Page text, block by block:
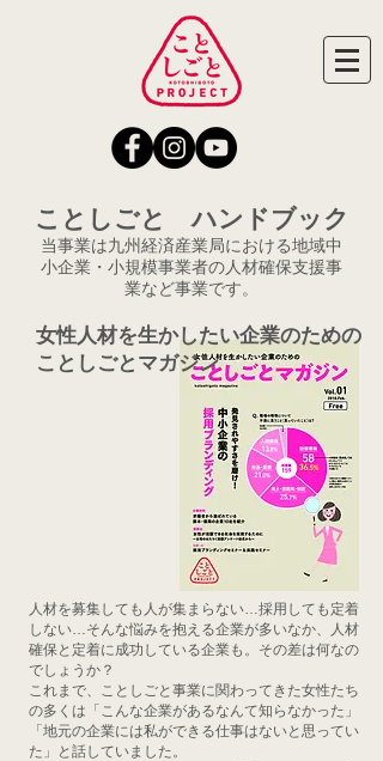
ことしごと ハンドブック
当事業は九州経済産業局における地域中
小企業・小規模事業者の人材確保支援事
業など事業です。
女性人材を生かしたい企業のための
​ことしごとマガジン
人材を募集しても人が集まらない…採用しても定着
しない…そんな悩みを抱える企業が多いなか、人材
確保と定着に成功している企業も。その差は何なの
でしょうか？
これまで、ことしごと事業に関わってきた女性たち
の多くは「こんな企業があるなんて知らなかった」
「地元の企業には私ができる仕事はないと思ってい
た」と話していました。